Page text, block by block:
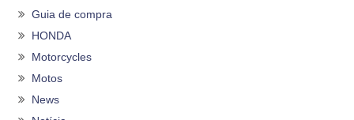
Guia de compra
HONDA
Motorcycles
Motos
News